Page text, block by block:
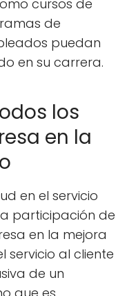
cursos de
de
puedan
en su carrera.
los
en la
en el servicio
participación de
en la mejora
servicio al cliente
de un